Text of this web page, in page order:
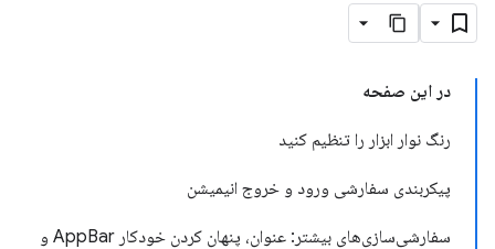
در این صفحه
رنگ نوار ابزار را تنظیم کنید
پیکربندی سفارشی ورود و خروج انیمیشن
سفارشی‌سازی‌های بیشتر: عنوان، پنهان کردن خودکار AppBar و